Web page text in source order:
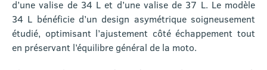
d’une valise de 34 L et d’une valise de 37 L. Le modèle
34 L bénéficie d’un design asymétrique soigneusement
étudié, optimisant l’ajustement côté échappement tout
en préservant l’équilibre général de la moto.